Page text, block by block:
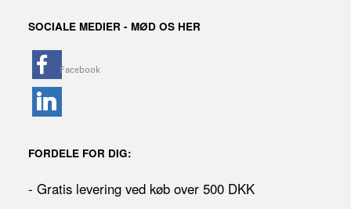
SOCIALE MEDIER - MØD OS HER
FORDELE FOR DIG:
- Gratis levering ved køb over 500 DKK